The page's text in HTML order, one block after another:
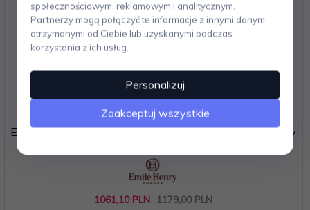
Emile Henry SUBLIME+ Garnek Ceramiczny 5,5 l / Czarny
1061,10 PLN 1179,00 PLN
społecznościowym, reklamowym i analitycznym.
Partnerzy mogą połączyć te informacje z innymi danymi
otrzymanymi od Ciebie lub uzyskanymi podczas
korzystania z ich usług.
Personalizuj
Zaakceptuj wszystkie